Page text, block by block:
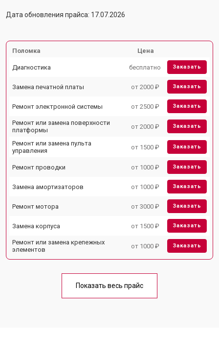
Дата обновления прайса: 17.07.2026
Поломка Цена
Диагностика бесплатно Заказать
Замена печатной платы от 2000 ₽ Заказать
Ремонт электронной системы от 2500 ₽ Заказать
Ремонт или замена поверхности
платформы
от 2000 ₽ Заказать
Ремонт или замена пульта
управления
от 1500 ₽ Заказать
Ремонт проводки от 1000 ₽ Заказать
Замена амортизаторов от 1000 ₽ Заказать
Ремонт мотора от 3000 ₽ Заказать
Замена корпуса от 1500 ₽ Заказать
Ремонт или замена крепежных
элементов
от 1000 ₽ Заказать
Показать весь прайс